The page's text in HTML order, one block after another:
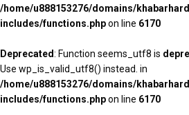
/home/u888153276/domains/
includes/functions.phpon line 6170
Deprecated: Function seems_utf8 is
Use wp_is_valid_utf8() instead. in
/home/u888153276/domains/
includes/functions.phpon line 6170